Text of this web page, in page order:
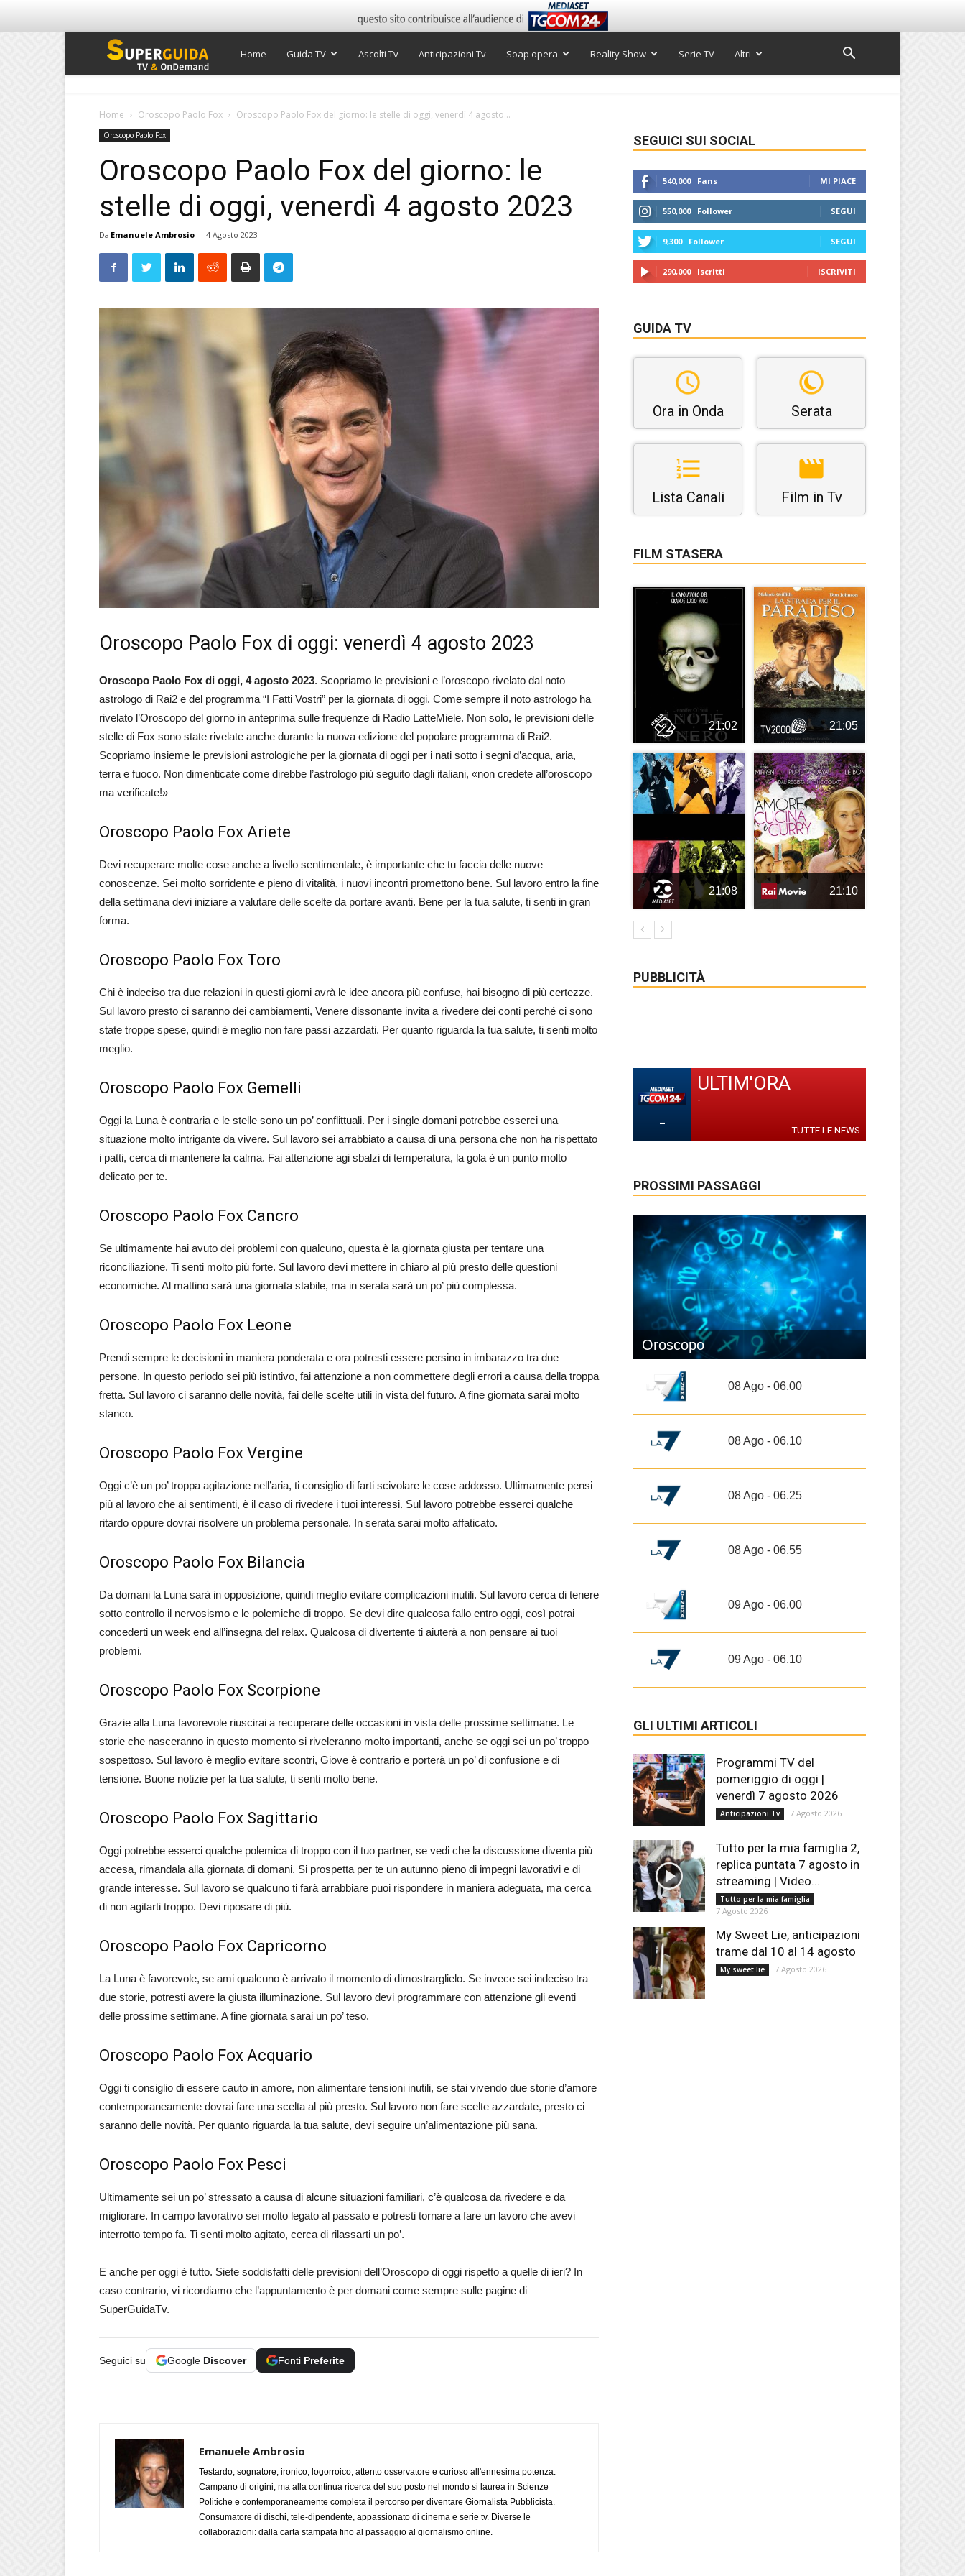
Super
Home Guida TV Ascolti Tv Anticipazioni Tv Soap opera Reality Show Serie TV Altri
Home Oroscopo Paolo Fox Oroscopo Paolo Fox del giorno: le stelle di oggi, venerdì 4 agosto...
Oroscopo Paolo Fox
Oroscopo Paolo Fox del giorno: le
stelle di oggi, venerdì 4 agosto 2023
Da Emanuele Ambrosio - 4 Agosto 2023
Oroscopo Paolo Fox di oggi: venerdì 4 agosto 2023
Oroscopo Paolo Fox di oggi, 4 agosto 2023. Scopriamo le previsioni e l’oroscopo rivelato dal noto
astrologo di Rai2 e del programma “I Fatti Vostri” per la giornata di oggi. Come sempre il noto astrologo ha
rivelato l’Oroscopo del giorno in anteprima sulle frequenze di Radio LatteMiele. Non solo, le previsioni delle
stelle di Fox sono state rivelate anche durante la nuova edizione del popolare programma di Rai2.
Scopriamo insieme le previsioni astrologiche per la giornata di oggi per i nati sotto i segni d’acqua, aria,
terra e fuoco. Non dimenticate come direbbe l’astrologo più seguito dagli italiani, «non credete all’oroscopo
ma verificate!»
Oroscopo Paolo Fox Ariete
Devi recuperare molte cose anche a livello sentimentale, è importante che tu faccia delle nuove
conoscenze. Sei molto sorridente e pieno di vitalità, i nuovi incontri promettono bene. Sul lavoro entro la fine
della settimana devi iniziare a valutare delle scelte da portare avanti. Bene per la tua salute, ti senti in gran
forma.
Oroscopo Paolo Fox Toro
Chi è indeciso tra due relazioni in questi giorni avrà le idee ancora più confuse, hai bisogno di più certezze.
Sul lavoro presto ci saranno dei cambiamenti, Venere dissonante invita a rivedere dei conti perché ci sono
state troppe spese, quindi è meglio non fare passi azzardati. Per quanto riguarda la tua salute, ti senti molto
meglio.
Oroscopo Paolo Fox Gemelli
Oggi la Luna è contraria e le stelle sono un po’ conflittuali. Per i single domani potrebbe esserci una
situazione molto intrigante da vivere. Sul lavoro sei arrabbiato a causa di una persona che non ha rispettato
i patti, cerca di mantenere la calma. Fai attenzione agi sbalzi di temperatura, la gola è un punto molto
delicato per te.
Oroscopo Paolo Fox Cancro
Se ultimamente hai avuto dei problemi con qualcuno, questa è la giornata giusta per tentare una
riconciliazione. Ti senti molto più forte. Sul lavoro devi mettere in chiaro al più presto delle questioni
economiche. Al mattino sarà una giornata stabile, ma in serata sarà un po’ più complessa.
Oroscopo Paolo Fox Leone
Prendi sempre le decisioni in maniera ponderata e ora potresti essere persino in imbarazzo tra due
persone. In questo periodo sei più istintivo, fai attenzione a non commettere degli errori a causa della troppa
fretta. Sul lavoro ci saranno delle novità, fai delle scelte utili in vista del futuro. A fine giornata sarai molto
stanco.
Oroscopo Paolo Fox Vergine
Oggi c’è un po’ troppa agitazione nell’aria, ti consiglio di farti scivolare le cose addosso. Ultimamente pensi
più al lavoro che ai sentimenti, è il caso di rivedere i tuoi interessi. Sul lavoro potrebbe esserci qualche
ritardo oppure dovrai risolvere un problema personale. In serata sarai molto affaticato.
Oroscopo Paolo Fox Bilancia
Da domani la Luna sarà in opposizione, quindi meglio evitare complicazioni inutili. Sul lavoro cerca di tenere
sotto controllo il nervosismo e le polemiche di troppo. Se devi dire qualcosa fallo entro oggi, così potrai
concederti un week end all’insegna del relax. Qualcosa di divertente ti aiuterà a non pensare ai tuoi
problemi.
Oroscopo Paolo Fox Scorpione
Grazie alla Luna favorevole riuscirai a recuperare delle occasioni in vista delle prossime settimane. Le
storie che nasceranno in questo momento si riveleranno molto importanti, anche se oggi sei un po’ troppo
sospettoso. Sul lavoro è meglio evitare scontri, Giove è contrario e porterà un po’ di confusione e di
tensione. Buone notizie per la tua salute, ti senti molto bene.
Oroscopo Paolo Fox Sagittario
Oggi potrebbe esserci qualche polemica di troppo con il tuo partner, se vedi che la discussione diventa più
accesa, rimandala alla giornata di domani. Si prospetta per te un autunno pieno di impegni lavorativi e di
grande interesse. Sul lavoro se qualcuno ti farà arrabbiare puoi rispondere in maniera adeguata, ma cerca
di non agitarti troppo. Devi riposare di più.
Oroscopo Paolo Fox Capricorno
La Luna è favorevole, se ami qualcuno è arrivato il momento di dimostrarglielo. Se invece sei indeciso tra
due storie, potresti avere la giusta illuminazione. Sul lavoro devi programmare con attenzione gli eventi
delle prossime settimane. A fine giornata sarai un po’ teso.
Oroscopo Paolo Fox Acquario
Oggi ti consiglio di essere cauto in amore, non alimentare tensioni inutili, se stai vivendo due storie d’amore
contemporaneamente dovrai fare una scelta al più presto. Sul lavoro non fare scelte azzardate, presto ci
saranno delle novità. Per quanto riguarda la tua salute, devi seguire un’alimentazione più sana.
Oroscopo Paolo Fox Pesci
Ultimamente sei un po’ stressato a causa di alcune situazioni familiari, c’è qualcosa da rivedere e da
migliorare. In campo lavorativo sei molto legato al passato e potresti tornare a fare un lavoro che avevi
interrotto tempo fa. Ti senti molto agitato, cerca di rilassarti un po’.
E anche per oggi è tutto. Siete soddisfatti delle previsioni dell’Oroscopo di oggi rispetto a quelle di ieri? In
caso contrario, vi ricordiamo che l’appuntamento è per domani come sempre sulle pagine di
SuperGuidaTv.
Seguici su Google Discover Fonti Preferite
Emanuele Ambrosio
Testardo, sognatore, ironico, logorroico, attento osservatore e curioso all'ennesima potenza.
Campano di origini, ma alla continua ricerca del suo posto nel mondo si laurea in Scienze
Politiche e contemporaneamente completa il percorso per diventare Giornalista Pubblicista.
Consumatore di dischi, tele-dipendente, appassionato di cinema e serie tv. Diverse le
collaborazioni: dalla carta stampata fino al passaggio al giornalismo online.
SEGUICI SUI SOCIAL
540,000 Fans MI PIACE
550,000 Follower SEGUI
9,300 Follower SEGUI
290,000 Iscritti ISCRIVITI
GUIDA TV
Ora in Onda Serata
Lista Canali Film in Tv
FILM STASERA
21:02 21:05
21:08 21:10
PUBBLICITÀ
-
ULTIM'ORA
-
TUTTE LE NEWS
PROSSIMI PASSAGGI
Oroscopo
08 Ago - 06.00
08 Ago - 06.10
08 Ago - 06.25
08 Ago - 06.55
09 Ago - 06.00
09 Ago - 06.10
GLI ULTIMI ARTICOLI
Programmi TV del
pomeriggio di oggi |
venerdì 7 agosto 2026
Anticipazioni Tv 7 Agosto 2026
Tutto per la mia famiglia 2,
replica puntata 7 agosto in
streaming | Video...
Tutto per la mia famiglia
7 Agosto 2026
My Sweet Lie, anticipazioni
trame dal 10 al 14 agosto
My sweet lie 7 Agosto 2026